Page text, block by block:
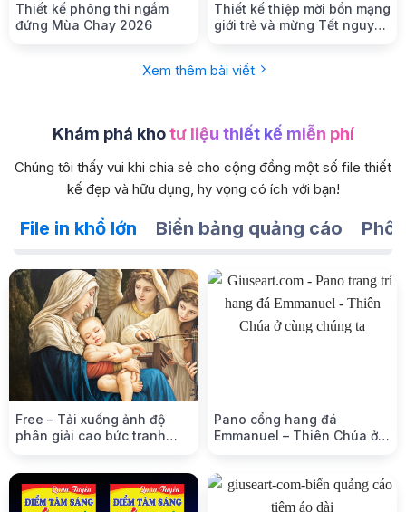
Thiết kế phông thi ngắm
đứng Mùa Chay 2026
Thiết kế thiệp mời bổn mạng
giới trẻ và mừng Tết nguyên
Xem thêm bài viết
Khám phá khotư liệu thiết kế miễn phí
Chúng tôi thấy vui khi chia sẻ cho cộng đồng một số file thiết
kế đẹp và hữu dụng, hy vọng có ích với bạn!
File in khổ lớn Biển bảng quảng cáo
Free – Tải xuống ảnh độ
phân giải cao bức tranh
Pano cổng hang đá
Emmanuel – Thiên Chúa ở